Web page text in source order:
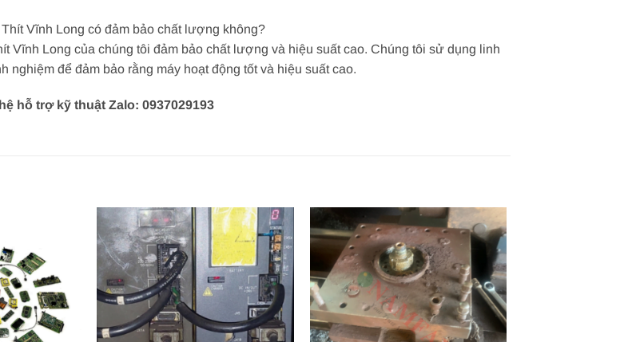
Vĩnh Long có đảm bảo chất lượng không?
Vĩnh Long của chúng tôi đảm bảo chất lượng và hiệu suất cao. Chúng tôi sử dụng linh
để đảm bảo rằng máy hoạt động tốt và hiệu suất cao.
hỗ trợ kỹ thuật Zalo: 0937029193